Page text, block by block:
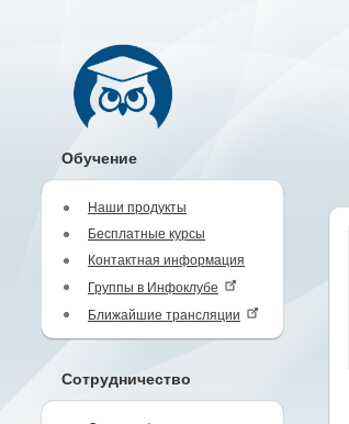
Обучение
Наши продукты
Бесплатные курсы
Контактная информация
Группы в Инфоклубе
Ближайшие трансляции
Сотрудничество